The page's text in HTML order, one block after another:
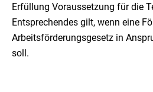
Erfüllung Voraussetzung für die
Entsprechendes gilt, wenn eine
Arbeitsförderungsgesetz in
soll.